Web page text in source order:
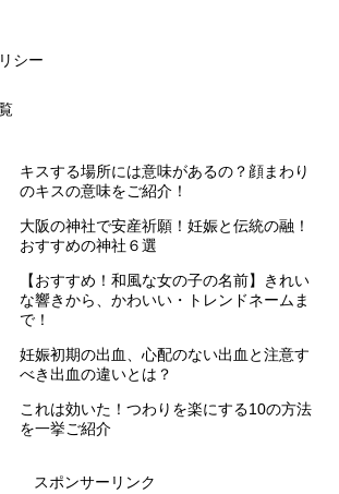
シー
キスする場所には意味があるの？顔まわり
のキスの意味をご紹介！
大阪の神社で安産祈願！妊娠と伝統の融！
おすすめの神社６選
【おすすめ！和風な女の子の名前】きれい
な響きから、かわいい・トレンドネームま
で！
妊娠初期の出血、心配のない出血と注意す
べき出血の違いとは？
これは効いた！つわりを楽にする10の方法
を一挙ご紹介
スポンサーリンク